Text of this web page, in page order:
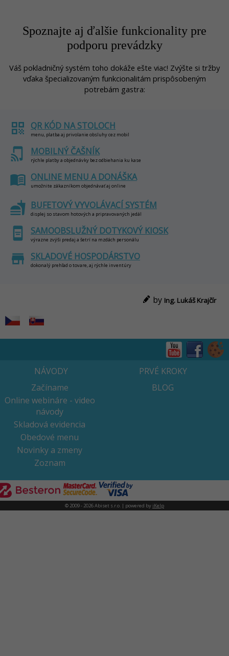
Spoznajte aj ďalšie funkcionality pre
podporu prevádzky
Váš pokladničný systém toho dokáže ešte viac! Zvýšte si tržby
vďaka špecializovaným funkcionalitám prispôsobeným
potrebám gastra:
qr_code QR KÓD NA STOLOCH
menu, platba aj privolanie obsluhy cez mobil
tap_and_play MOBILNÝ ČAŠNÍK
rýchle platby a objednávky bez odbiehania ku kase
menu_book ONLINE MENU A DONÁŠKA
umožnite zákazníkom objednávať aj online
fastfood BUFETOVÝ VYVOLÁVACÍ SYSTÉM
displej so stavom hotových a pripravovaných jedál
aod SAMOOBSLUŽNÝ DOTYKOVÝ KIOSK
výrazne zvýši predaj a šetrí na mzdách personálu
store SKLADOVÉ HOSPODÁRSTVO
dokonalý prehľad o tovare, aj rýchle inventúry
by Ing. Lukáš Krajčír
NÁVODY
Začíname
Online webináre - video
návody
Skladová evidencia
Obedové menu
Novinky a zmeny
Zoznam
PRVÉ KROKY
BLOG
© 2009 - 2026 Abiset s.r.o. | powered by iKelp